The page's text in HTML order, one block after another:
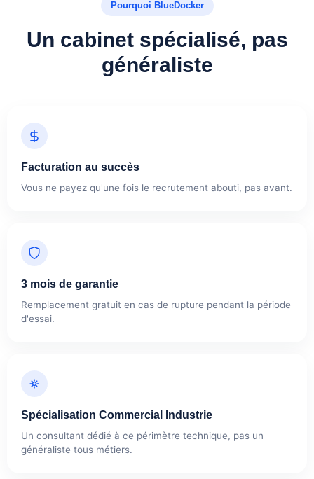
Pourquoi BlueDocker
Un cabinet spécialisé, pas
généraliste
Facturation au succès
Vous ne payez qu'une fois le recrutement abouti, pas avant.
3 mois de garantie
Remplacement gratuit en cas de rupture pendant la période
d'essai.
Spécialisation Commercial Industrie
Un consultant dédié à ce périmètre technique, pas un
généraliste tous métiers.